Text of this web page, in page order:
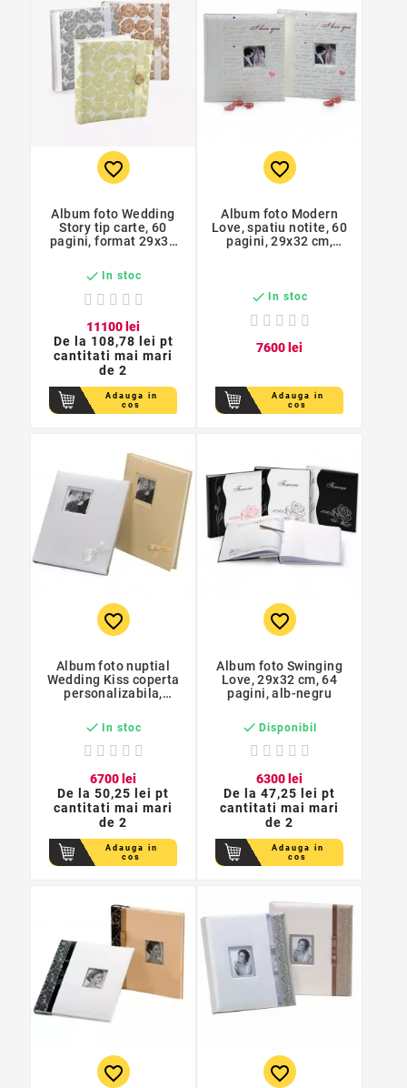
favorite_border
Album foto Wedding
Story tip carte, 60
pagini, format 29x32
 In stoc
11100 lei
De la 108,78 lei pt
cantitati mai mari
de 2
Adauga in
cos
favorite_border
Album foto Modern
Love, spatiu notite, 60
pagini, 29x32 cm,
 In stoc
7600 lei
Adauga in
cos
favorite_border
Album foto nuptial
Wedding Kiss coperta
personalizabila,
 In stoc
6700lei
De la50,25 lei pt
cantitati mai mari
de 2
Adauga in
cos
favorite_border
Album foto Swinging
Love, 29x32 cm, 64
pagini, alb-negru
 Disponibil
6300lei
De la47,25 lei pt
cantitati mai mari
de 2
Adauga in
cos
favorite_border favorite_border